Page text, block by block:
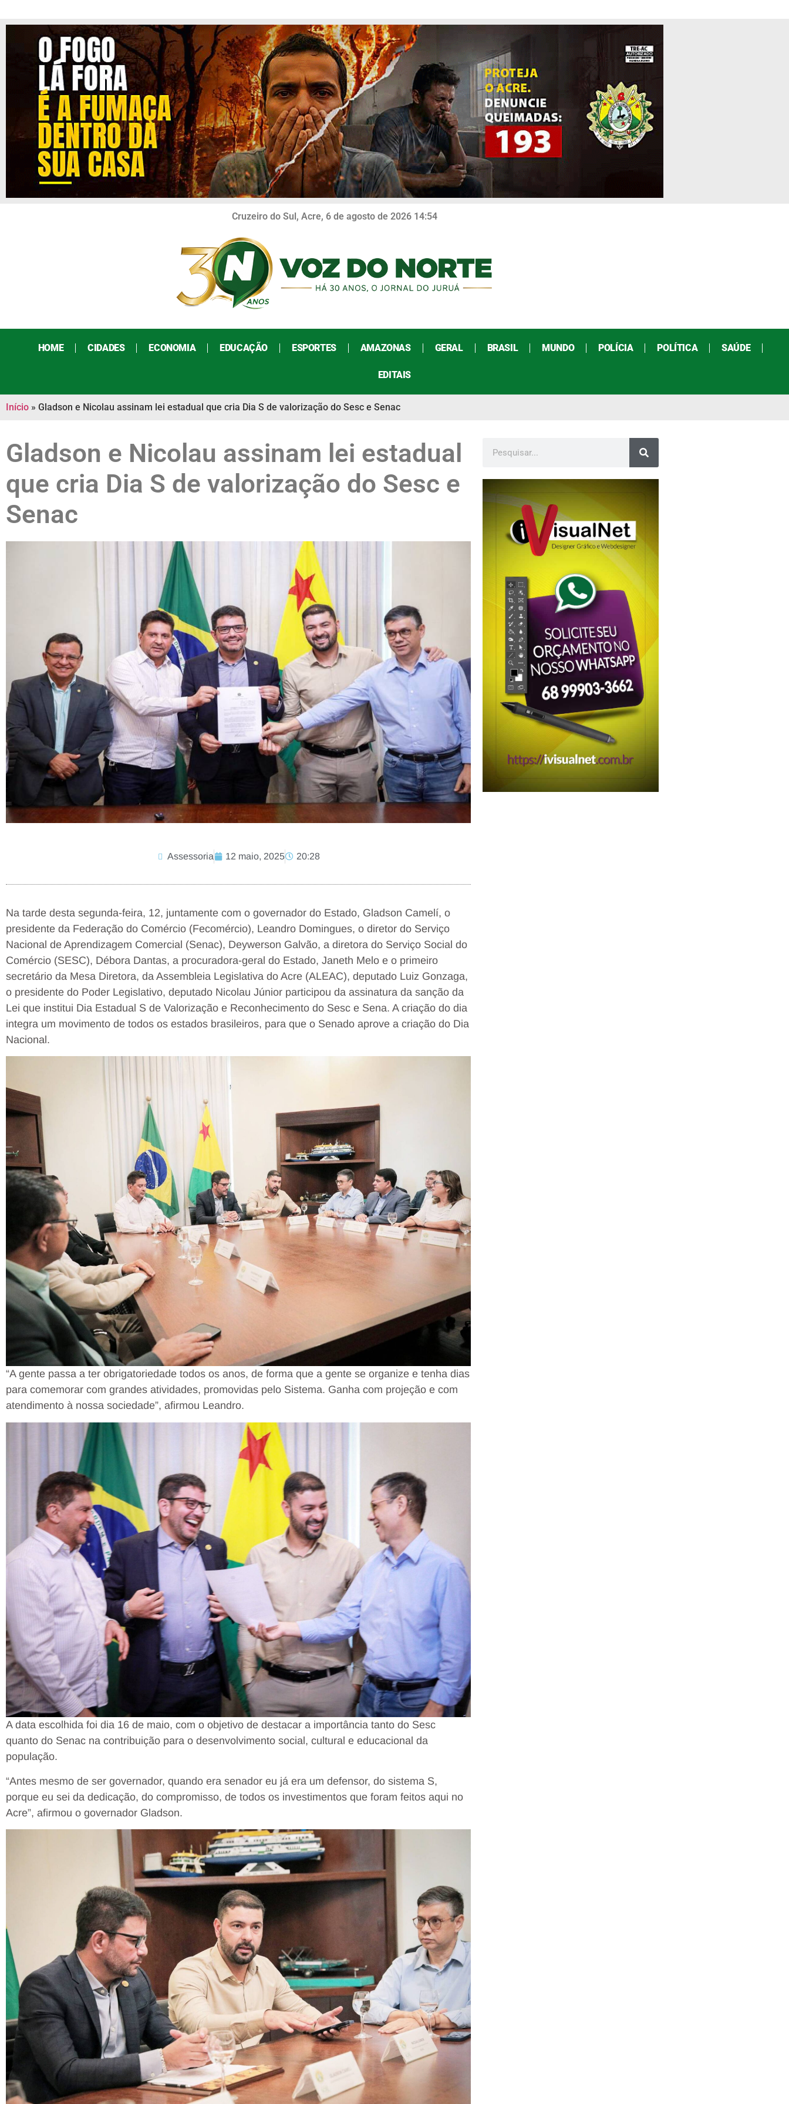
Cruzeiro do Sul, Acre, 6 de agosto de 2026 14:54
HOME CIDADES ECONOMIA EDUCAÇÃO ESPORTES AMAZONAS GERAL BRASIL MUNDO POLÍCIA POLÍTICA SAÚDE
EDITAIS
Início » Gladson e Nicolau assinam lei estadual que cria Dia S de valorização do Sesc e Senac
Gladson e Nicolau assinam lei estadual
que cria Dia S de valorização do Sesc e
Senac
Assessoria 12 maio, 2025 20:28
Na tarde desta segunda-feira, 12, juntamente com o governador do Estado, Gladson Camelí, o
presidente da Federação do Comércio (Fecomércio), Leandro Domingues, o diretor do Serviço
Nacional de Aprendizagem Comercial (Senac), Deywerson Galvão, a diretora do Serviço Social do
Comércio (SESC), Débora Dantas, a procuradora-geral do Estado, Janeth Melo e o primeiro
secretário da Mesa Diretora, da Assembleia Legislativa do Acre (ALEAC), deputado Luiz Gonzaga,
o presidente do Poder Legislativo, deputado Nicolau Júnior participou da assinatura da sanção da
Lei que institui Dia Estadual S de Valorização e Reconhecimento do Sesc e Sena. A criação do dia
integra um movimento de todos os estados brasileiros, para que o Senado aprove a criação do Dia
Nacional.
“A gente passa a ter obrigatoriedade todos os anos, de forma que a gente se organize e tenha dias
para comemorar com grandes atividades, promovidas pelo Sistema. Ganha com projeção e com
atendimento à nossa sociedade”, afirmou Leandro.
A data escolhida foi dia 16 de maio, com o objetivo de destacar a importância tanto do Sesc
quanto do Senac na contribuição para o desenvolvimento social, cultural e educacional da
população.
“Antes mesmo de ser governador, quando era senador eu já era um defensor, do sistema S,
porque eu sei da dedicação, do compromisso, de todos os investimentos que foram feitos aqui no
Acre”, afirmou o governador Gladson.